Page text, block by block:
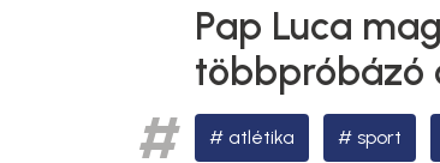
Pap Luca
többpróbázó
atlétika sport